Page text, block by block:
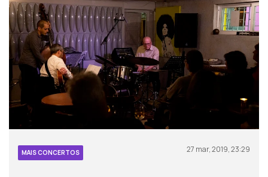
MAIS CONCERTOS 27 mar, 2019, 23:29